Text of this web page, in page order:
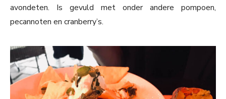
avondeten. Is gevuld met onder andere pompoen,
pecannoten en cranberry’s.